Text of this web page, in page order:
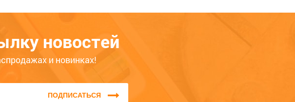
новостей
и новинках!
ПОДПИСАТЬСЯ